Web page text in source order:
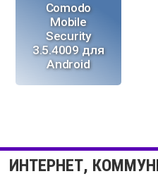
Comodo
Mobile
Security
3.5.4009 для
Android
AntiVirus
3.5.4 для
Android
ИНТЕРНЕТ,